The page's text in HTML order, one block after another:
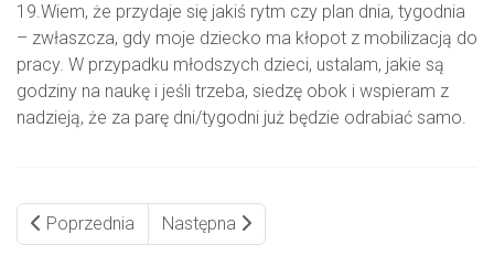
19.Wiem, że przydaje się jakiś rytm czy plan dnia, tygodnia
– zwłaszcza, gdy moje dziecko ma kłopot z mobilizacją do
pracy. W przypadku młodszych dzieci, ustalam, jakie są
godziny na naukę i jeśli trzeba, siedzę obok i wspieram z
nadzieją, że za parę dni/tygodni już będzie odrabiać samo.
Poprzednia Następna